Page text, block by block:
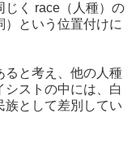
じく race（人種）の
という位置付けに
ると考え、他の人種
シストの中には、白
族として差別してい